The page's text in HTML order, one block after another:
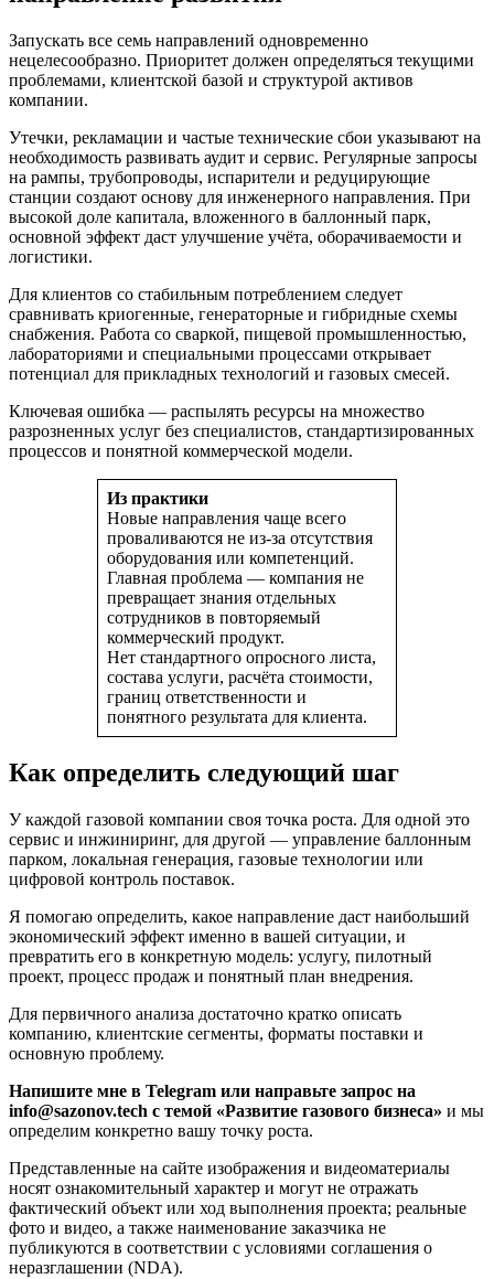
Запускать все семь направлений одновременно
нецелесообразно. Приоритет должен определяться текущими
проблемами, клиентской базой и структурой активов
компании.
Утечки, рекламации и частые технические сбои указывают на
необходимость развивать аудит и сервис. Регулярные запросы
на рампы, трубопроводы, испарители и редуцирующие
станции создают основу для инженерного направления. При
высокой доле капитала, вложенного в баллонный парк,
основной эффект даст улучшение учёта, оборачиваемости и
логистики.
Для клиентов со стабильным потреблением следует
сравнивать криогенные, генераторные и гибридные схемы
снабжения. Работа со сваркой, пищевой промышленностью,
лабораториями и специальными процессами открывает
потенциал для прикладных технологий и газовых смесей.
Ключевая ошибка — распылять ресурсы на множество
разрозненных услуг без специалистов, стандартизированных
процессов и понятной коммерческой модели.
Из практики
Новые направления чаще всего
проваливаются не из-за отсутствия
оборудования или компетенций.
Главная проблема — компания не
превращает знания отдельных
сотрудников в повторяемый
коммерческий продукт.
Нет стандартного опросного листа,
состава услуги, расчёта стоимости,
границ ответственности и
понятного результата для клиента.
Как определить следующий шаг
У каждой газовой компании своя точка роста. Для одной это
сервис и инжиниринг, для другой — управление баллонным
парком, локальная генерация, газовые технологии или
цифровой контроль поставок.
Я помогаю определить, какое направление даст наибольший
экономический эффект именно в вашей ситуации, и
превратить его в конкретную модель: услугу, пилотный
проект, процесс продаж и понятный план внедрения.
Для первичного анализа достаточно кратко описать
компанию, клиентские сегменты, форматы поставки и
основную проблему.
Напишите мне в Telegram или направьте запрос на
info@sazonov.tech с темой «Развитие газового бизнеса» и мы
определим конкретно вашу точку роста.
Представленные на сайте изображения и видеоматериалы
носят ознакомительный характер и могут не отражать
фактический объект или ход выполнения проекта; реальные
фото и видео, а также наименование заказчика не
публикуются в соответствии с условиями соглашения о
неразглашении (NDA).